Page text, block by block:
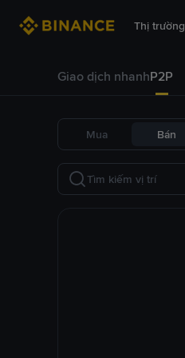
Thị trường
Giao dịch nhanhP2P
Mua Bán